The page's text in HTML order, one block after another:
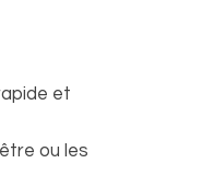
et
ou les